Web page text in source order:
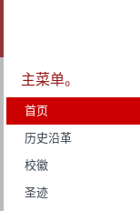
主菜单。
首页
历史沿革
校徽
圣迹